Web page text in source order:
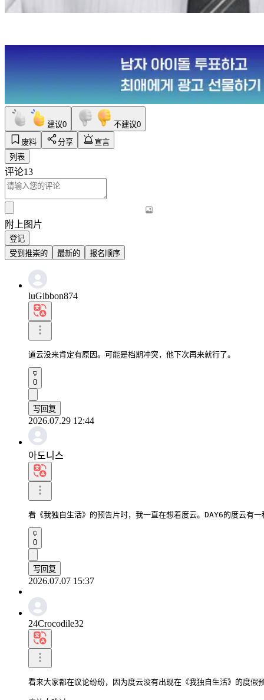
建议0 不建议0
废料
分享
宣言
列表
评论13
附上图片
登记
受到推崇的
最新的 报名顺序
luGibbon874
道云没来肯定有原因。可能是档期冲突，他下次再来就行了。
0
写回复
2026.07.29 12:44
아도니스
看《我独自生活》的预告片时，我一直在想着度云。DAY6的度云有
0
写回复
2026.07.07 15:37
24Crocodile32
看来大家都在议论纷纷，因为度云没有出现在《我独自生活》的度假